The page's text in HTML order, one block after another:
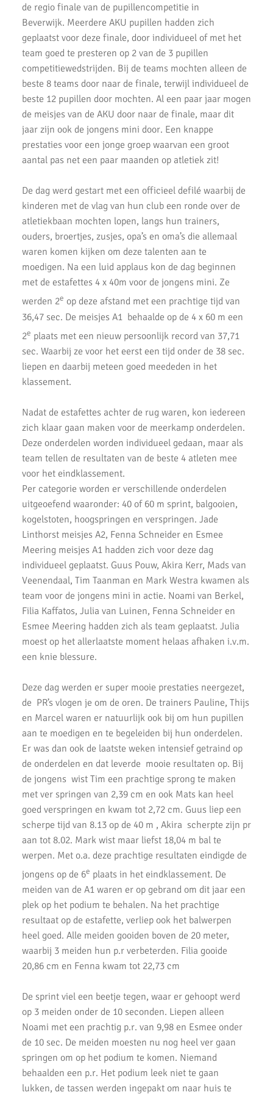
Atleten enthousiast over zware cross bij AKU
37 Nieuwe Club Records
Nationale Estafette Kampioenschappen 2023
Regionale pupillen competitie finale 2023
AKU junioren succesvol tijdens landelijke finales
AKU Junioren 5e en 8e in landelijke Finale D
Roel Verlaan Nederlands Kampioen Vortexwerpen U12
AKU Junioren plaatsen zich voor landelijke finale
Fleur Hofmijster zilver bij nationale indoorwedstrijden atletiek
AKU jeugd succesvol tijdens nationale indoorwedstrijd.
AKU zeer succesvol tijdens NK cross
Mark Westra 6e op NK meerkamp
2 team podiumplaatsen en 2 individuele ereprijzen voor AKU bij
de Noord-Hollandse Kampioenschappen
Fleur Hofmijster 2e van Nederland op de 1000 meter.
2x Zilver voor AKU-atleten bij CD Evening Games
Competitie wedstrijden U18/U20
Atletiek Klub Uithoorn (AKU) CD junioren sluiten meerkamp
competitie sterk af!
AKU CD Junioren presteren goed bij 2e competitiewedstrijd in
Amsterdam
AKU atleten starten baanseizoen
AKU jeugd succesvol tijdens nationale indoorwedstrijden
Goede prestaties D2 & C Junioren in Santpoort
AKU Uithoorn Clubkampioenschappen 2021
Pupillen Finale 2021
Record aantal AKU atleten geplaatst voor competitie finale.
Goede oogst in Amsterdam voor AKU junioren
Onderlinge Competitie 5 Juni 2021
Pupillencompetitie bij AKU groot succes
AH Jos van den Berg kidsrun in winterse kou bij AKU
Succesvolle Interne Cross Competitie AKU
3e AKU Corona Cross
2e AKU Corona Cross
1e AKU Corona Cross
Veel enthousiaste kinderen op AKU Open Dag 2020
AKU-atleten laten zich zien bij de finale van de crosscompetitie
De Springschans winnaar wisselbeker GeZZinsloop Uithoorns
Mooiste 2020
Geweldige crosscompetitie bij AKU
AH Jos van den Berg Scholierenveldloop geweldig
loopevenement
AKU pupillen in topvorm tijdens finale.
AKU atleten net naast podium op Nationale Kampioenschappen.
de regio finale van de pupillencompetitie in
Beverwijk. Meerdere AKU pupillen hadden zich
geplaatst voor deze finale, door individueel of met het
team goed te presteren op 2 van de 3 pupillen
competitiewedstrijden. Bij de teams mochten alleen de
beste 8 teams door naar de finale, terwijl individueel de
beste 12 pupillen door mochten. Al een paar jaar mogen
de meisjes van de AKU door naar de finale, maar dit
jaar zijn ook de jongens mini door. Een knappe
prestaties voor een jonge groep waarvan een groot
aantal pas net een paar maanden op atletiek zit!
De dag werd gestart met een officieel defilé waarbij de
kinderen met de vlag van hun club een ronde over de
atletiekbaan mochten lopen, langs hun trainers,
ouders, broertjes, zusjes, opa’s en oma’s die allemaal
waren komen kijken om deze talenten aan te
moedigen. Na een luid applaus kon de dag beginnen
met de estafettes 4 x 40m voor de jongens mini. Ze
werden 2e op deze afstand met een prachtige tijd van
36,47 sec. De meisjes A1 behaalde op de 4 x 60 m een
2e plaats met een nieuw persoonlijk record van 37,71
sec. Waarbij ze voor het eerst een tijd onder de 38 sec.
liepen en daarbij meteen goed meededen in het
klassement.
Nadat de estafettes achter de rug waren, kon iedereen
zich klaar gaan maken voor de meerkamp onderdelen.
Deze onderdelen worden individueel gedaan, maar als
team tellen de resultaten van de beste 4 atleten mee
voor het eindklassement.
Per categorie worden er verschillende onderdelen
uitgeoefend waaronder: 40 of 60 m sprint, balgooien,
kogelstoten, hoogspringen en verspringen. Jade
Linthorst meisjes A2, Fenna Schneider en Esmee
Meering meisjes A1 hadden zich voor deze dag
individueel geplaatst. Guus Pouw, Akira Kerr, Mads van
Veenendaal, Tim Taanman en Mark Westra kwamen als
team voor de jongens mini in actie. Noami van Berkel,
Filia Kaffatos, Julia van Luinen, Fenna Schneider en
Esmee Meering hadden zich als team geplaatst. Julia
moest op het allerlaatste moment helaas afhaken i.v.m.
een knie blessure.
Deze dag werden er super mooie prestaties neergezet,
de PR’s vlogen je om de oren. De trainers Pauline, Thijs
en Marcel waren er natuurlijk ook bij om hun pupillen
aan te moedigen en te begeleiden bij hun onderdelen.
Er was dan ook de laatste weken intensief getraind op
de onderdelen en dat leverde mooie resultaten op. Bij
de jongens wist Tim een prachtige sprong te maken
met ver springen van 2,39 cm en ook Mats kan heel
goed verspringen en kwam tot 2,72 cm. Guus liep een
scherpe tijd van 8.13 op de 40 m , Akira scherpte zijn pr
aan tot 8.02. Mark wist maar liefst 18,04 m bal te
werpen. Met o.a. deze prachtige resultaten eindigde de
jongens op de 6e plaats in het eindklassement. De
meiden van de A1 waren er op gebrand om dit jaar een
plek op het podium te behalen. Na het prachtige
resultaat op de estafette, verliep ook het balwerpen
heel goed. Alle meiden gooiden boven de 20 meter,
waarbij 3 meiden hun p.r verbeterden. Filia gooide
20,86 cm en Fenna kwam tot 22,73 cm
De sprint viel een beetje tegen, waar er gehoopt werd
op 3 meiden onder de 10 seconden. Liepen alleen
Noami met een prachtig p.r. van 9,98 en Esmee onder
de 10 sec. De meiden moesten nu nog heel ver gaan
springen om op het podium te komen. Niemand
behaalden een p.r. Het podium leek niet te gaan
lukken, de tassen werden ingepakt om naar huis te